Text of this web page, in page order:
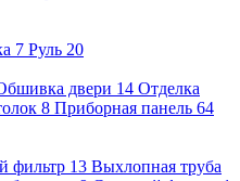
7 Руль 20
двери 14 Отделка
8 Приборная панель 64
фильтр 13 Выхлопная труба